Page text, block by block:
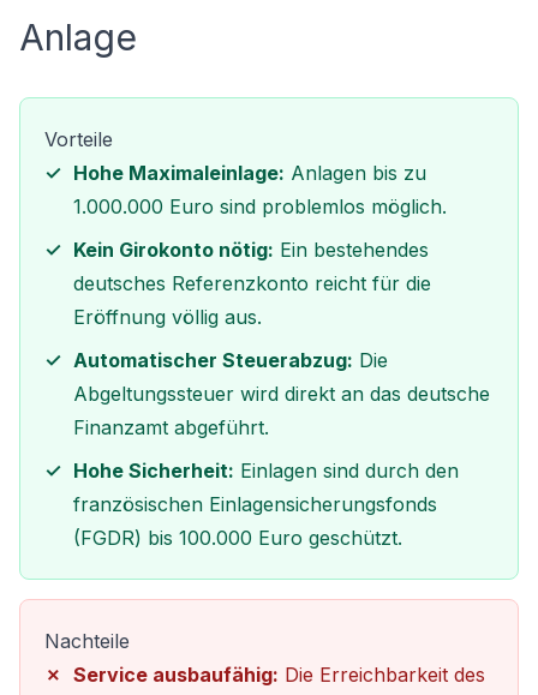
Anlage
Vorteile
Hohe Maximaleinlage: Anlagen bis zu
1.000.000 Euro sind problemlos möglich.
Kein Girokonto nötig: Ein bestehendes
deutsches Referenzkonto reicht für die
Eröffnung völlig aus.
Automatischer Steuerabzug: Die
Abgeltungssteuer wird direkt an das deutsche
Finanzamt abgeführt.
Hohe Sicherheit: Einlagen sind durch den
französischen Einlagensicherungsfonds
(FGDR) bis 100.000 Euro geschützt.
Nachteile
Service ausbaufähig: Die Erreichbarkeit des